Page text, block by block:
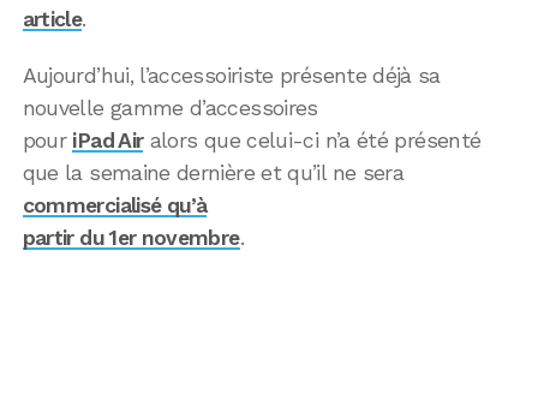
article.
Aujourd’hui, l’accessoiriste présente déjà sa
nouvelle gamme d’accessoires
pour iPad Airalors que celui-ci n’a été présenté
que la semaine dernière et qu’il ne sera
commercialisé qu’à
partir du 1er novembre.